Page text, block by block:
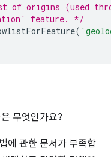
of origins (used
feature. */
(
무엇인가요?
에 관한 문서가 부족합